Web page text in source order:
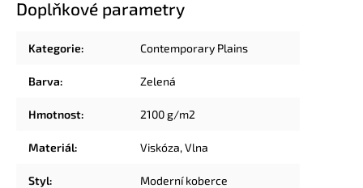
Doplňkové parametry
Kategorie: Contemporary Plains
Barva: Zelená
Hmotnost: 2100 g/m2
Materiál: Viskóza,Vlna
Styl: Moderní koberce